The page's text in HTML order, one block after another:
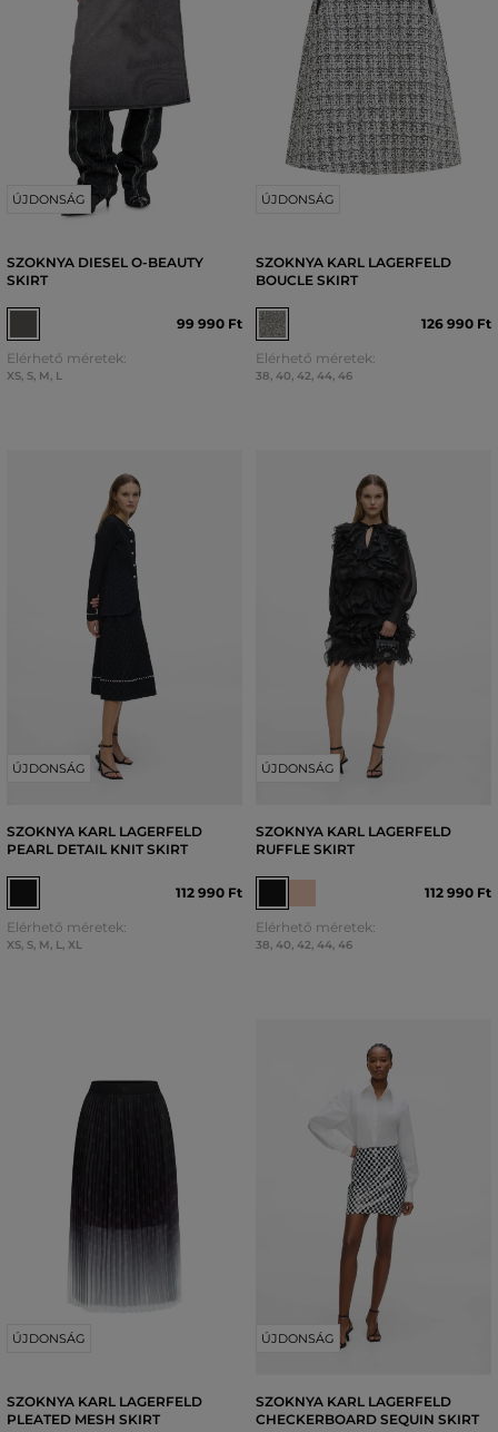
ÚJDONSÁG
SZOKNYA DIESEL O-BEAUTY
SKIRT
99 990 Ft
Elérhető méretek:
XS, S, M, L
ÚJDONSÁG
SZOKNYA KARL LAGERFELD
BOUCLE SKIRT
126 990 Ft
Elérhető méretek:
38, 40, 42, 44, 46
ÚJDONSÁG
SZOKNYA KARL LAGERFELD
PEARL DETAIL KNIT SKIRT
112 990 Ft
Elérhető méretek:
XS, S, M, L, XL
ÚJDONSÁG
SZOKNYA KARL LAGERFELD
RUFFLE SKIRT
112 990 Ft
Elérhető méretek:
38, 40, 42, 44, 46
ÚJDONSÁG
SZOKNYA KARL LAGERFELD
PLEATED MESH SKIRT
ÚJDONSÁG
SZOKNYA KARL LAGERFELD
CHECKERBOARD SEQUIN SKIRT